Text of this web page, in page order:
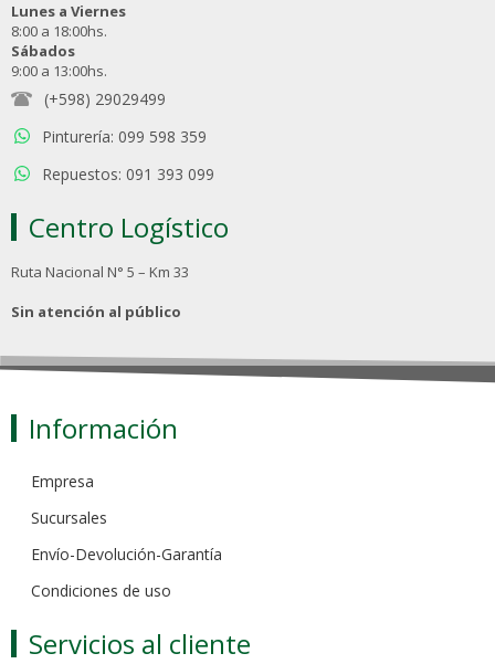
Lunes a Viernes
8:00 a 18:00hs.
Sábados
9:00 a 13:00hs.
(+598) 29029499
Pinturería: 099 598 359
Repuestos: 091 393 099
Centro Logístico
Ruta Nacional N° 5 – Km 33
Sin atención al público
Información
Empresa
Sucursales
Envío-Devolución-Garantía
Condiciones de uso
Servicios al cliente